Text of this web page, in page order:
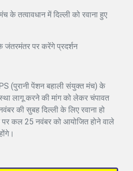
के तत्वावधान में दिल्ली को रवाना हुए
पर करेंगे प्रदर्शन
(पुरानी पेंशन बहाली संयुक्त मंच) के
लागू करने की मांग को लेकर चंपावत
की सुबह दिल्ली के लिए रवाना हो
पर कल 25 नवंबर को आयोजित होने वाले